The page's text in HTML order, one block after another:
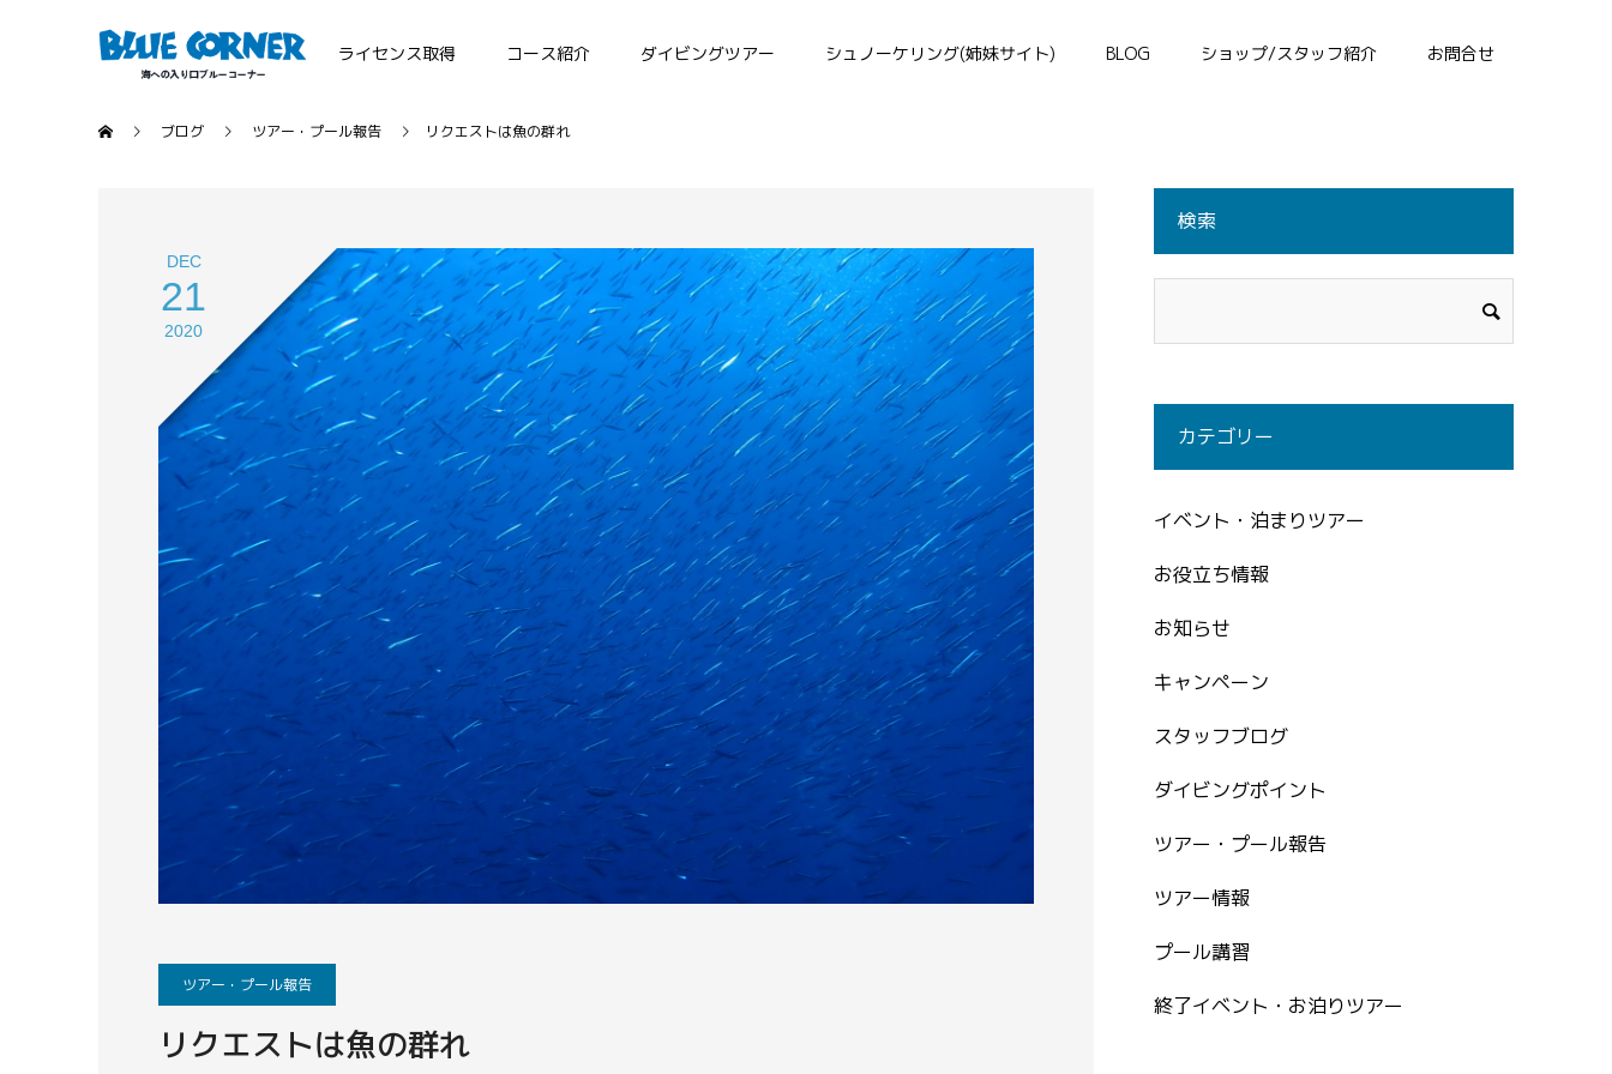
ライセンス取得 コース紹介 ダイビングツアー シュノーケリング(姉妹サイト) BLOG ショップ/スタッフ紹介 お問合せ
ブログ ツアー・プール報告 リクエストは魚の群れ
DEC
21
2020
ツアー・プール報告
リクエストは魚の群れ
検索
カテゴリー
イベント・泊まりツアー
お役立ち情報
お知らせ
キャンペーン
スタッフブログ
ダイビングポイント
ツアー・プール報告
ツアー情報
プール講習
終了イベント・お泊りツアー